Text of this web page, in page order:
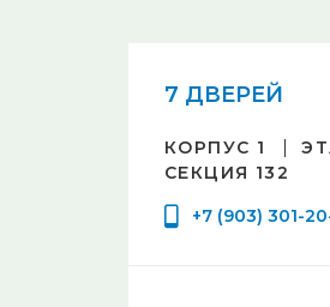
7 ДВЕРЕЙ
КОРПУС 1
СЕКЦИЯ 132
+7 (903) 301-